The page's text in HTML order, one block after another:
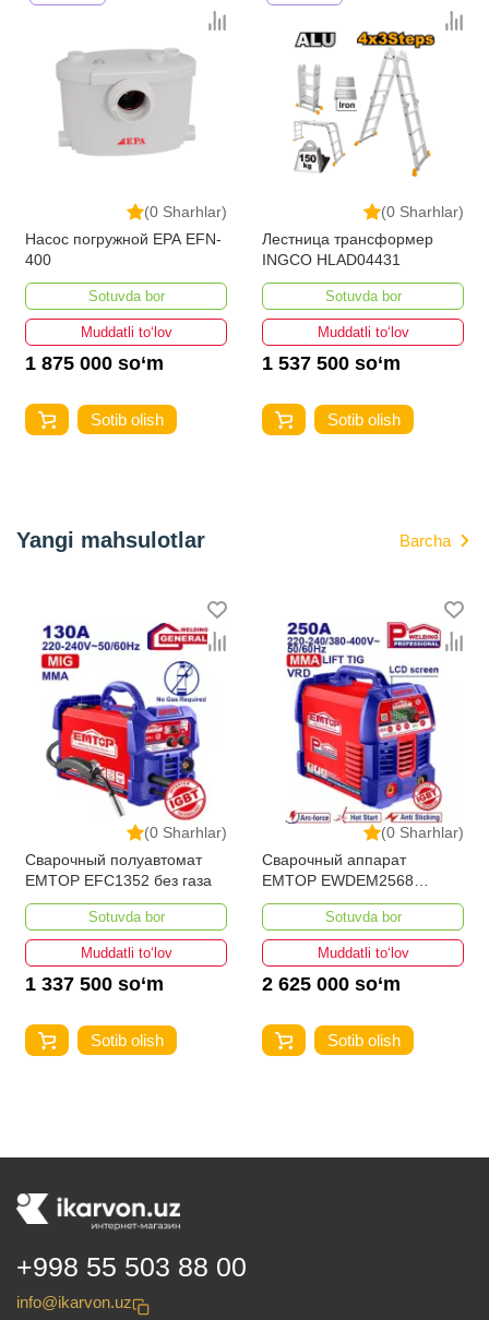
(0 Sharhlar)
Насос погружной EPA EFN-
400
Sotuvda bor
Muddatli to‘lov
1 875 000 so‘m
Sotib olish
(0 Sharhlar)
Лестница трансформер
INGCO HLAD04431
Sotuvda bor
Muddatli to‘lov
1 537 500 so‘m
Sotib olish
Yangi mahsulotlar Barcha
(0 Sharhlar)
Сварочный полуавтомат
EMTOP EFC1352 без газа
Sotuvda bor
Muddatli to‘lov
1 337 500 so‘m
Sotib olish
(0 Sharhlar)
Сварочный аппарат
EMTOP EWDEM2568
MMA/TIG Lift
Sotuvda bor
Muddatli to‘lov
2 625 000 so‘m
Sotib olish
+998 55 503 88 00
info@ikarvon.uz